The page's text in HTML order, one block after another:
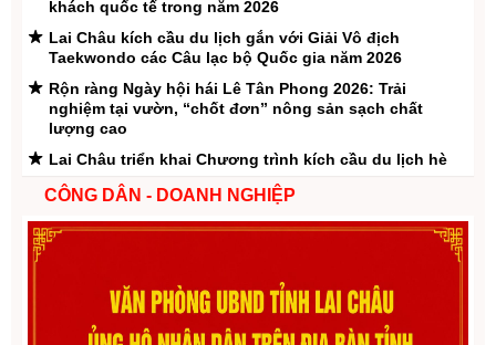
khách quốc tế trong năm 2026
Lai Châu kích cầu du lịch gắn với Giải Vô địch
Taekwondo các Câu lạc bộ Quốc gia năm 2026
Rộn ràng Ngày hội hái Lê Tân Phong 2026: Trải
nghiệm tại vườn, “chốt đơn” nông sản sạch chất
lượng cao
Lai Châu triển khai Chương trình kích cầu du lịch hè
Mũi đột phá chiến lược thay đổi vị thế địa kinh tế Lai
Châu
Phìn Ngan Lao Chải – “ban công ngắm mây” giữa phố
núi Lai Châu
CÔNG DÂN - DOANH NGHIỆP